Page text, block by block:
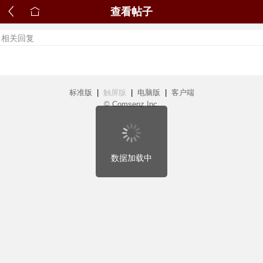
相关回复
标准版 触屏版 电脑版
客户端
© Comsenz Inc.
查看帖子
数据加载中